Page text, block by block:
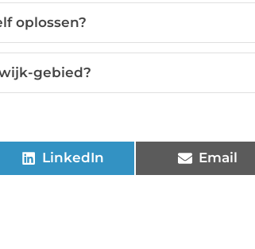
oplossen?
gebied?
LinkedIn Email